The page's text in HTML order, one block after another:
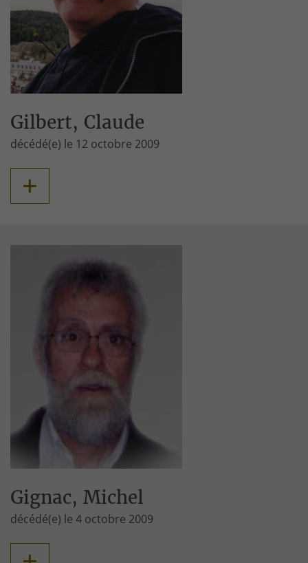
Gilbert, Claude
décédé(e) le 12 octobre 2009
+
Gignac, Michel
décédé(e) le 4 octobre 2009